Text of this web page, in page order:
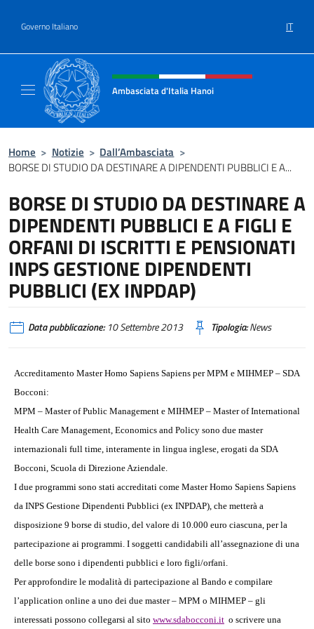
Governo Italiano IT
Intestazione sito, social e menù
Ambasciata d'Italia Hanoi
Home > Notizie > Dall’Ambasciata >
BORSE DI STUDIO DA DESTINARE A DIPENDENTI PUBBLICI E A...
BORSE DI STUDIO DA DESTINARE A
DIPENDENTI PUBBLICI E A FIGLI E
ORFANI DI ISCRITTI E PENSIONATI
INPS GESTIONE DIPENDENTI
PUBBLICI (EX INPDAP)
Data pubblicazione:10 Settembre 2013 Tipologia:News
Accreditamento Master Homo Sapiens Sapiens per MPM e MIHMEP – SDA
Bocconi:
MPM – Master of Public Management e MIHMEP – Master of International
Health Care Management, Economics and Policy sono due master
internazionali full time, interamente in lingua inglese, erogati da SDA
Bocconi, Scuola di Direzione Aziendale.
I due programmi sono stati accreditati come Master Homo Sapiens Sapiens
da INPS Gestione Dipendenti Pubblici (ex INPDAP), che metterà a
disposizione 9 borse di studio, del valore di 10.000 euro ciascuna, per la
partecipazione ai programmi. I soggetti candidabili all’assegnazione di una
delle borse sono i dipendenti pubblici e loro figli/orfani.
Per approfondire le modalità di partecipazione al Bando e compilare
l’application online a uno dei due master – MPM o MIHMEP – gli
interessati possono collegarsi al sito www.sdabocconi.it o scrivere una